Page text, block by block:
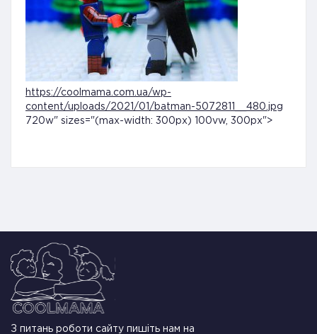
https://coolmama.com.ua/wp-
content/uploads/2021/01/batman-5072811__480.jpg
720w" sizes="(max-width: 300px) 100vw, 300px">
З питань роботи сайту пишіть нам на